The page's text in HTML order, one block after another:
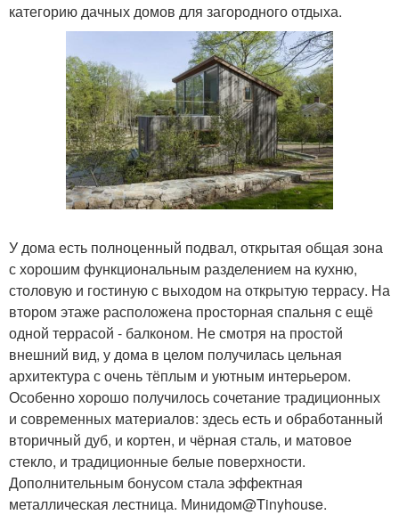
категорию дачных домов для загородного отдыха.
У дома есть полноценный подвал, открытая общая зона
с хорошим функциональным разделением на кухню,
столовую и гостиную с выходом на открытую террасу. На
втором этаже расположена просторная спальня с ещё
одной террасой - балконом. Не смотря на простой
внешний вид, у дома в целом получилась цельная
архитектура с очень тёплым и уютным интерьером.
Особенно хорошо получилось сочетание традиционных
и современных материалов: здесь есть и обработанный
вторичный дуб, и кортен, и чёрная сталь, и матовое
стекло, и традиционные белые поверхности.
Дополнительным бонусом стала эффектная
металлическая лестница. Минидом@Tinyhouse.